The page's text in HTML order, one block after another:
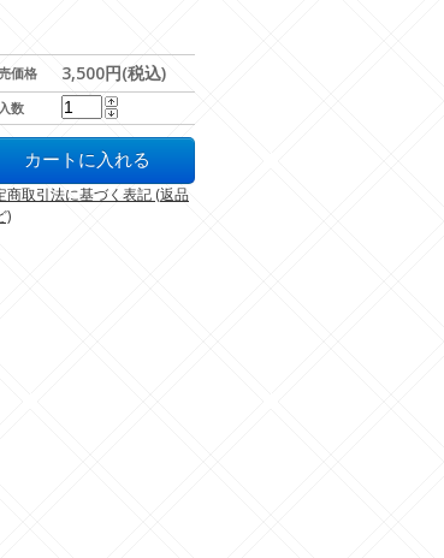
価格 3,500円(税込)
数
商取引法に基づく表記 (返品
)